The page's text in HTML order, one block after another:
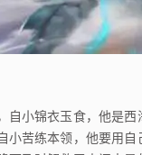
小锦衣玉食，他是西
小苦练本领，他要用